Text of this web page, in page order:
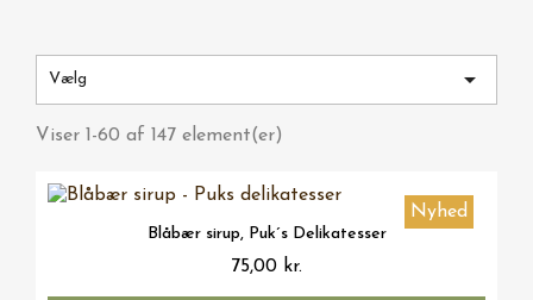
Vælg 
Viser 1-60 af 147 element(er)
Vis her
Nyhed
Blåbær sirup, Puk´s Delikatesser
75,00 kr.